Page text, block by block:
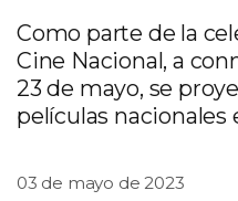
Como parte de la
Cine Nacional, a
23 de mayo, se
películas nacionales
03 de mayo de 2023